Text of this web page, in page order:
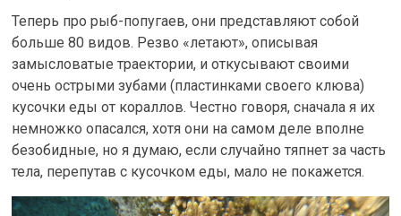
Теперь про рыб-попугаев, они представляют собой
больше 80 видов. Резво «летают», описывая
замысловатые траектории, и откусывают своими
очень острыми зубами (пластинками своего клюва)
кусочки еды от кораллов. Честно говоря, сначала я их
немножко опасался, хотя они на самом деле вполне
безобидные, но я думаю, если случайно тяпнет за часть
тела, перепутав с кусочком еды, мало не покажется.